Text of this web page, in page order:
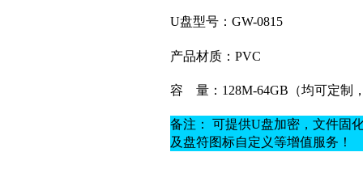
U盘型号：GW-0815
产品材质： PVC
容 量：128M-64GB（均可定制
备注： 可提供U盘加密，文件固
及盘符图标自定义等增值服务！